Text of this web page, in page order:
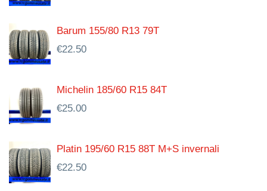
Barum 155/80 R13 79T
€22.50
Michelin 185/60 R15 84T
€25.00
Platin 195/60 R15 88T M+S invernali
€22.50